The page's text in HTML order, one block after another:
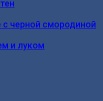
черной смородиной
и луком